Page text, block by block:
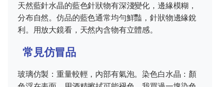
天然藍針水晶的藍色針狀物有深淺變化，邊緣模糊，
分布自然。仿品的藍色通常均勻鮮豔，針狀物邊緣銳
利。用放大鏡看，天然內含物有立體感。
常見仿冒品
玻璃仿製：重量較輕，內部有氣泡。染色白水晶：顏